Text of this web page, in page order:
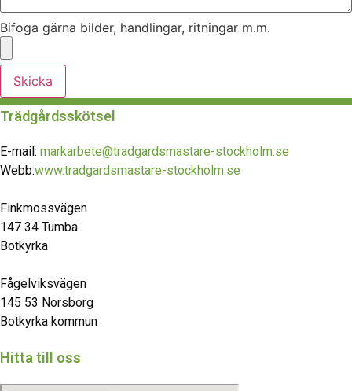
Bifoga gärna bilder, handlingar, ritningar m.m.
Skicka
Trädgårdsskötsel
E-mail: markarbete@tradgardsmastare-stockholm.se
Webb:www.tradgardsmastare-stockholm.se
Finkmossvägen
147 34 Tumba
Botkyrka
Fågelviksvägen
145 53 Norsborg
Botkyrka kommun
Hitta till oss